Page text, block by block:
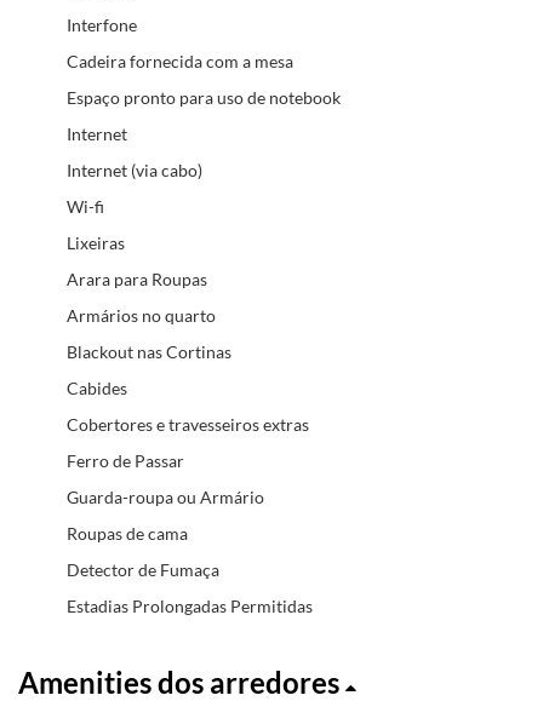
Interfone
Cadeira fornecida com a mesa
Espaço pronto para uso de notebook
Internet
Internet (via cabo)
Wi-fi
Lixeiras
Arara para Roupas
Armários no quarto
Blackout nas Cortinas
Cabides
Cobertores e travesseiros extras
Ferro de Passar
Guarda-roupa ou Armário
Roupas de cama
Detector de Fumaça
Estadias Prolongadas Permitidas
Amenities dos arredores